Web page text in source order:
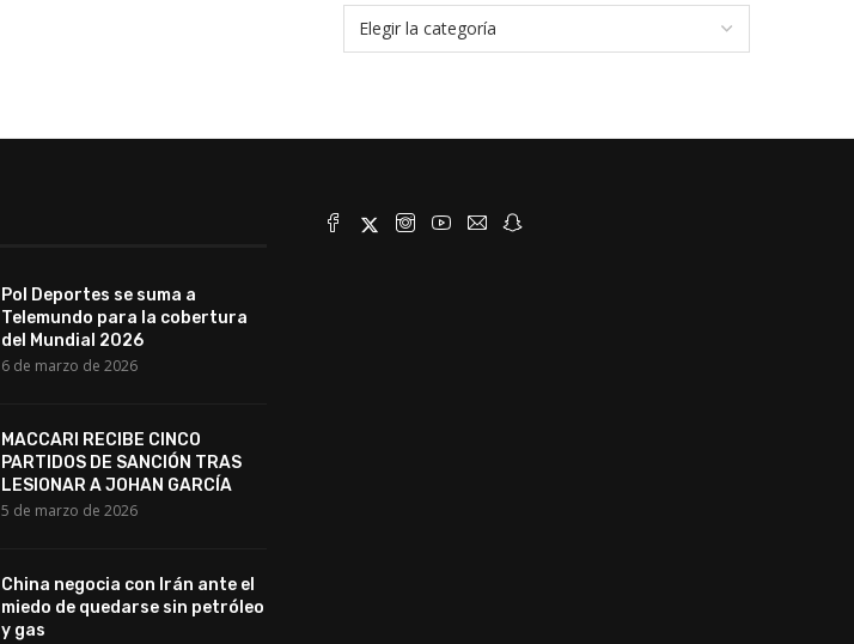
Pol Deportes se suma a
Telemundo para la cobertura
del Mundial 2026
6 de marzo de 2026
MACCARI RECIBE CINCO
PARTIDOS DE SANCIÓN TRAS
LESIONAR A JOHAN GARCÍA
5 de marzo de 2026
China negocia con Irán ante el
miedo de quedarse sin petróleo
y gas